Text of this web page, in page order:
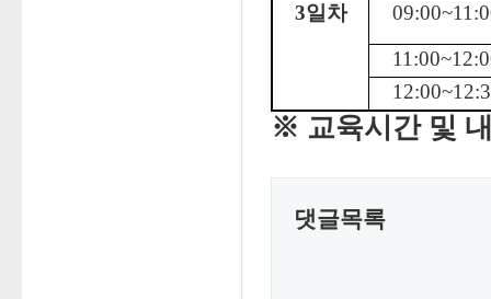
3일차
※ 교육시간 및
댓글목록